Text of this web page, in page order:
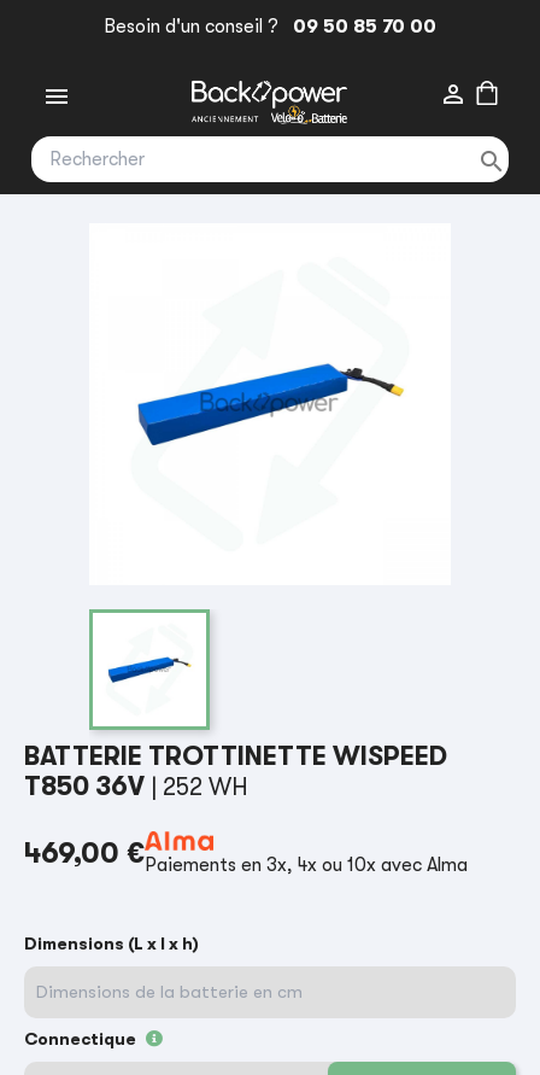
Besoin d'un conseil ? 09 50 85 70 00
 

BATTERIE TROTTINETTE WISPEED
T850 36V
| 252 WH
469,00 €Paiements en 3x, 4x ou 10x avec Alma
Dimensions (L x l x h)
Connectique